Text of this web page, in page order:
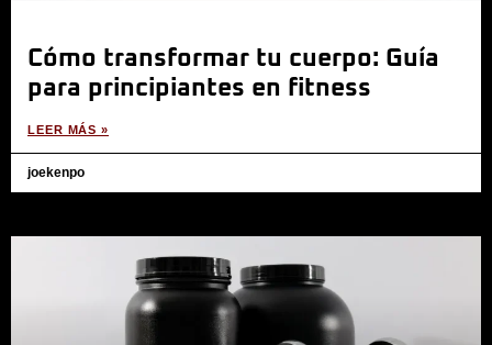
Cómo transformar tu cuerpo: Guía
para principiantes en fitness
LEER MÁS »
joekenpo